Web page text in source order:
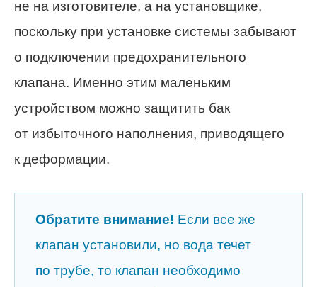
не на изготовителе, а на установщике,
поскольку при установке системы забывают
о подключении предохранительного
клапана. Именно этим маленьким
устройством можно защитить бак
от избыточного наполнения, приводящего
к деформации.
Обратите внимание! Если все же
клапан установили, но вода течет
по трубе, то клапан необходимо